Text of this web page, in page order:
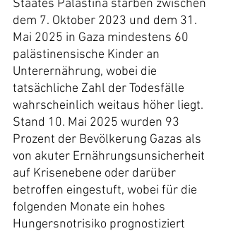
Staates Palästina starben zwischen
dem 7. Oktober 2023 und dem 31.
Mai 2025 in Gaza mindestens 60
palästinensische Kinder an
Unterernährung, wobei die
tatsächliche Zahl der Todesfälle
wahrscheinlich weitaus höher liegt.
Stand 10. Mai 2025 wurden 93
Prozent der Bevölkerung Gazas als
von akuter Ernährungsunsicherheit
auf Krisenebene oder darüber
betroffen eingestuft, wobei für die
folgenden Monate ein hohes
Hungersnotrisiko prognostiziert